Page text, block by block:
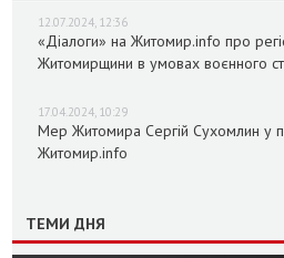
12.07.2024, 12:36
«Діалоги» на Житомир.info про
Житомирщини в умовах воєнного
17.04.2024, 10:29
Мер Житомира Сергій Сухомлин у
Житомир.info
ТЕМИ ДНЯ